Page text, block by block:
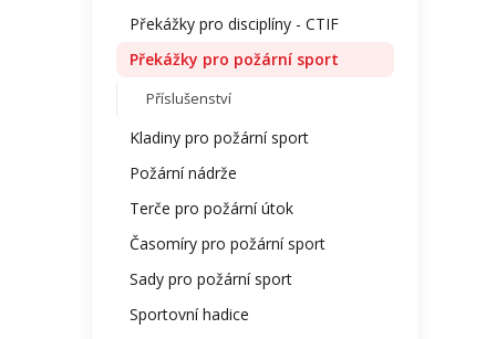
Překážky pro disciplíny - CTIF
Překážky pro požární sport
Příslušenství
Kladiny pro požární sport
Požární nádrže
Terče pro požární útok
Časomíry pro požární sport
Sady pro požární sport
Sportovní hadice